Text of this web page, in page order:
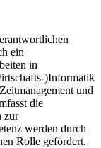
ein
in
)Informatik
und
die
zur
werden durch
Rolle gefördert.